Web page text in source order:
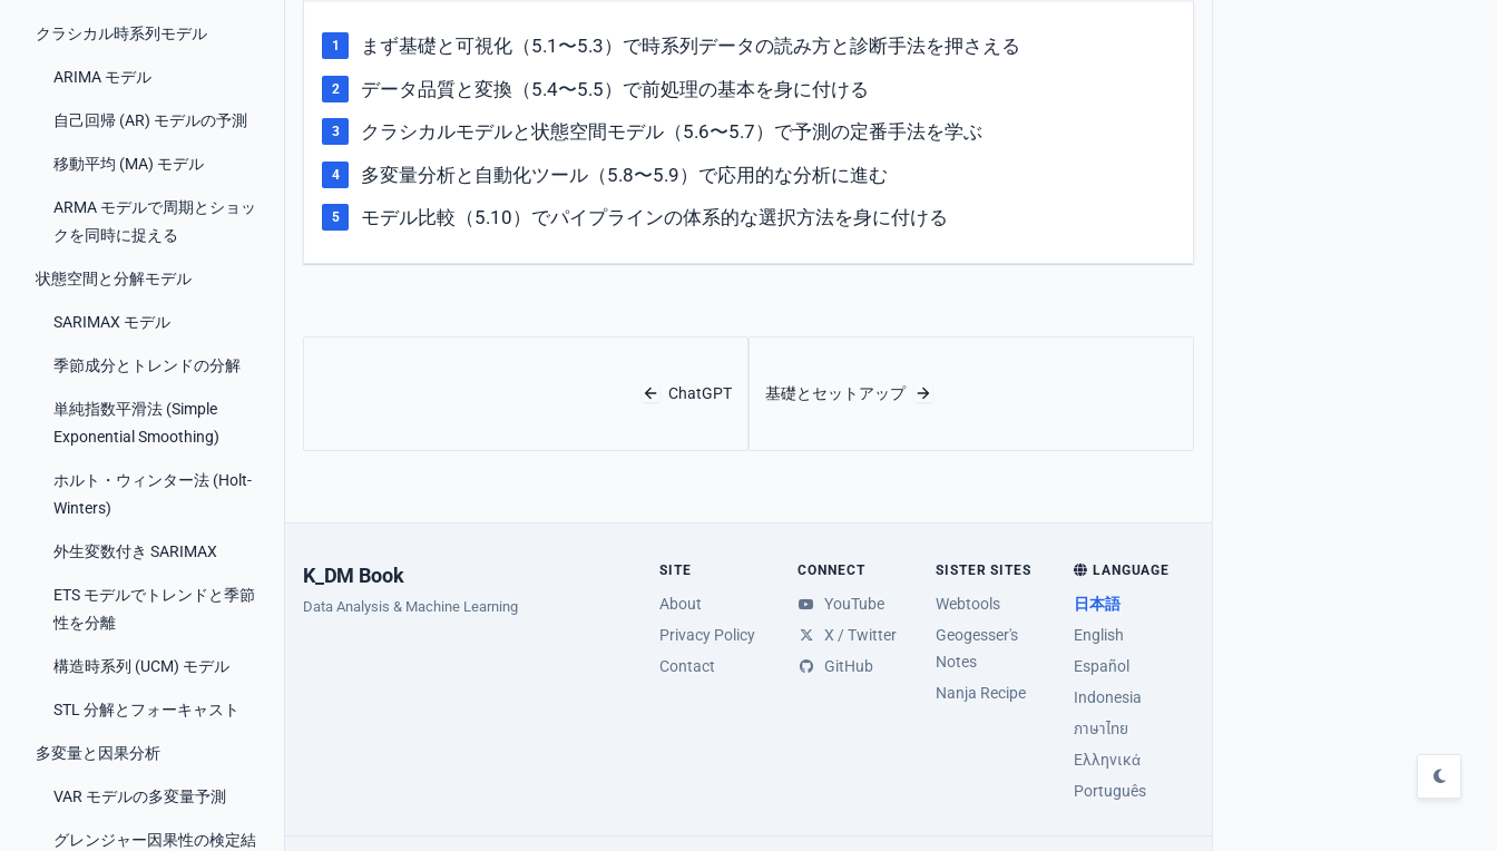
クラシカル時系列モデル
ARIMA モデル
自己回帰 (AR) モデルの予測
移動平均 (MA) モデル
ARMA モデルで周期とショッ
クを同時に捉える
状態空間と分解モデル
SARIMAX モデル
季節成分とトレンドの分解
単純指数平滑法 (Simple
Exponential Smoothing)
ホルト・ウィンター法 (Holt-
Winters)
外生変数付き SARIMAX
ETS モデルでトレンドと季節
性を分離
構造時系列 (UCM) モデル
STL 分解とフォーキャスト
多変量と因果分析
VAR モデルの多変量予測
グレンジャー因果性の検定結
まず基礎と可視化（5.1〜5.3）で時系列データの読み方と診断手法を押さえる
データ品質と変換（5.4〜5.5）で前処理の基本を身に付ける
クラシカルモデルと状態空間モデル（5.6〜5.7）で予測の定番手法を学ぶ
多変量分析と自動化ツール（5.8〜5.9）で応用的な分析に進む
モデル比較（5.10）でパイプラインの体系的な選択方法を身に付ける
ChatGPT 基礎とセットアップ
K_DM Book
Data Analysis & Machine Learning
SITE
About
Privacy Policy
Contact
CONNECT
YouTube
X / Twitter
GitHub
SISTER SITES
Webtools
Geogesser's
Notes
Nanja Recipe
LANGUAGE
日本語
English
Español
Indonesia
ภาษาไทย
Ελληνικά
Português